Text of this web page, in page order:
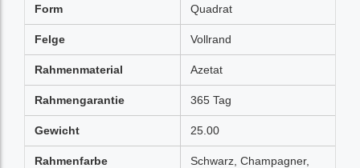
Form Quadrat
Felge Vollrand
Rahmenmaterial Azetat
Rahmengarantie 365 Tag
Gewicht 25.00
Rahmenfarbe
Schwarz, Champagner,